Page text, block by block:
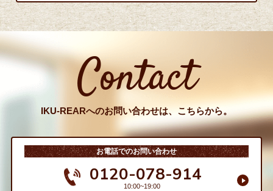
Contact
IKU-REARへのお問い合わせは、こちらから。
お電話でのお問い合わせ
0120-078-914
10:00~19:00